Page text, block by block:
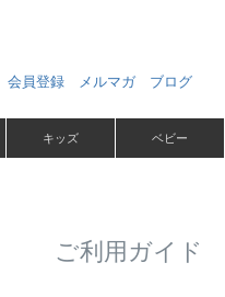
会員登録 メルマガ ブログ
キッズ ベビー
ご利用ガイド